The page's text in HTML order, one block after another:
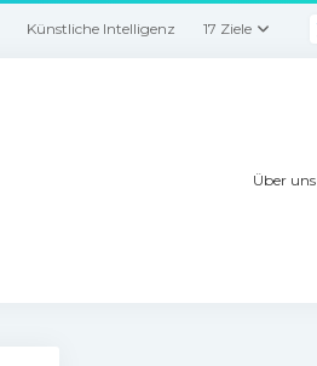
Künstliche Intelligenz 17 Ziele
Über uns